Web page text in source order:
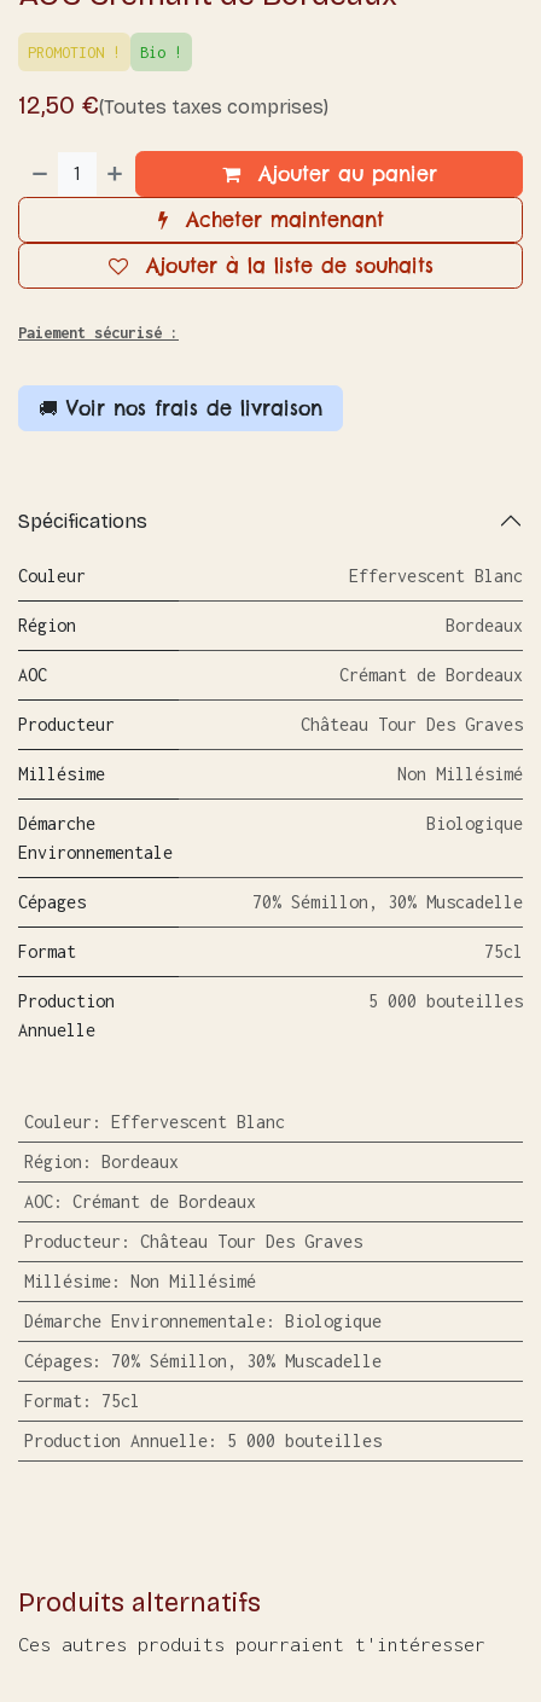
PROMOTION ! Bio !
12,50 €(Toutes taxes comprises)
Ajouter au panier
Acheter maintenant
Ajouter à la liste de souhaits
Paiement sécurisé :
🚚 Voir nos frais de livraison
Spécifications
Couleur Effervescent Blanc
Région Bordeaux
AOC Crémant de Bordeaux
Producteur Château Tour Des Graves
Millésime Non Millésimé
Démarche
Environnementale
Biologique
Cépages 70% Sémillon, 30% Muscadelle
Format 75cl
Production
Annuelle
5 000 bouteilles
Couleur : Effervescent Blanc
Région : Bordeaux
AOC: Crémant de Bordeaux
Producteur : Château Tour Des Graves
Millésime: Non Millésimé
Démarche Environnementale: Biologique
Cépages: 70% Sémillon, 30% Muscadelle
Format : 75cl
Production Annuelle: 5 000 bouteilles
Produits alternatifs
Ces autres produits pourraient t'intéresser